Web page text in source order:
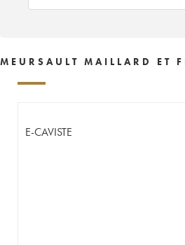
MEURSAULT MAILLARD ET
E-CAVISTE